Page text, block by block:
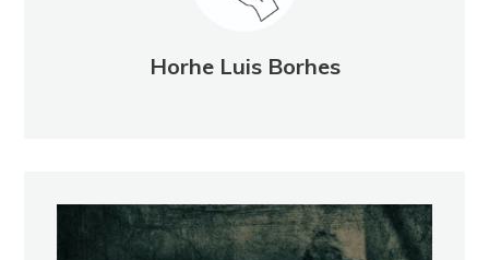
Horhe Luis Borhes